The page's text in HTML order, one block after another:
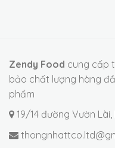
Zendy Food cung cấp
bảo chất lượng hàng
phẩm
19/14 đường Vườn Lài,